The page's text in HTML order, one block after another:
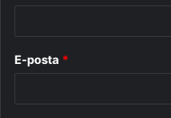
E-posta *